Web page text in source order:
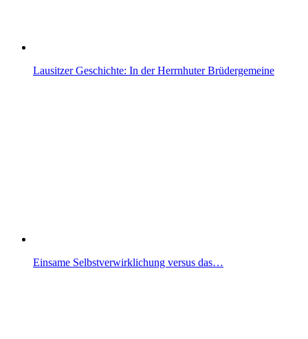
Lausitzer Geschichte: In der Herrnhuter Brüdergemeine
Einsame Selbstverwirklichung versus das…